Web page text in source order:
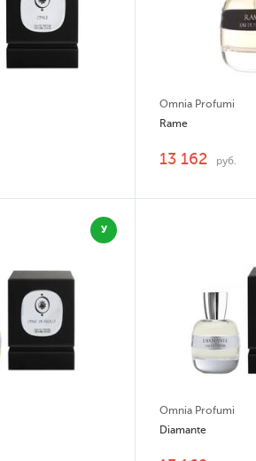
Omnia Profumi
Rame
13 162 руб.
У
Omnia Profumi
Diamante